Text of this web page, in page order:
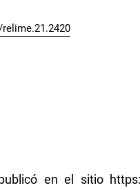
en el sitio